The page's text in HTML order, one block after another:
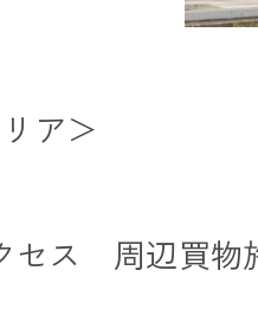
ア＞
セス 周辺買物